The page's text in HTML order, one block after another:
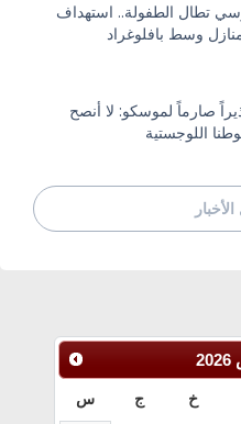
تطال الطفولة.. استهداف
وسط بافلوغراد
صارماً لموسكو: لا أنصح
اللوجستية
2026
خ ج س